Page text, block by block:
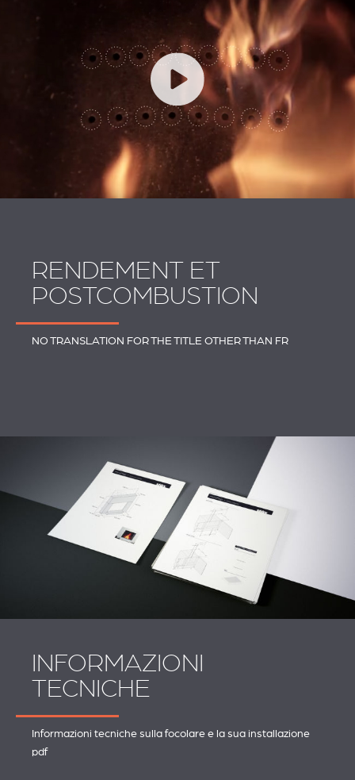
RENDEMENT ET
POSTCOMBUSTION
NO TRANSLATION FOR THE TITLE OTHER THAN FR
INFORMAZIONI
TECNICHE
Informazioni tecniche sulla focolare e la sua installazione
pdf